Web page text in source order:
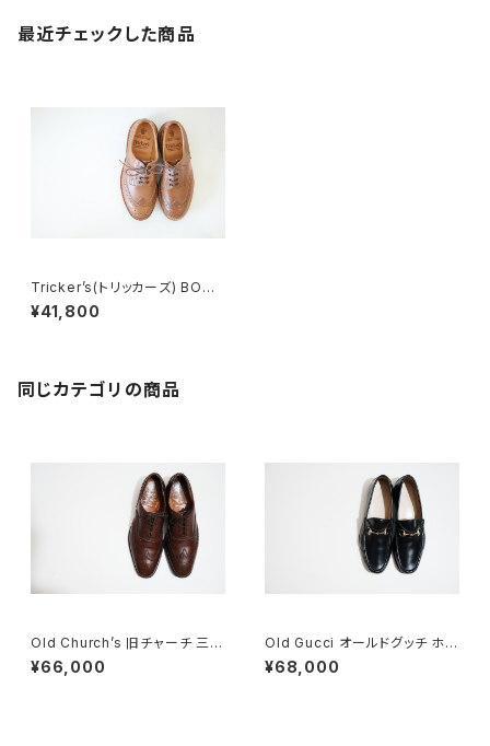
最近チェックした商品
Tricker’s(トリッカーズ) BOUR
TON
¥41,800
同じカテゴリの商品
Old Church’s 旧チャーチ 三都
市 Chetwynd 85D
¥66,000
Old Gucci オールドグッチ ホー
スビットローファー 41.5E Blac
k
¥68,000